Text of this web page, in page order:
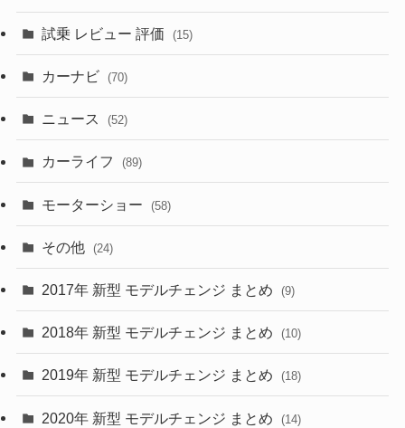
(253)
(50)
(43)
(6)
(9)
(30)
(27)
(58)
(28)
(27)
(26)
(10)
(35)
(3) (5)
(7)
試乗 レビュー 評価 (15)
カーナビ (70)
ニュース (52)
カーライフ (89)
モーターショー (58)
その他 (24)
2017年 新型 モデルチェンジ まとめ (9)
2018年 新型 モデルチェンジ まとめ (10)
2019年 新型 モデルチェンジ まとめ (18)
2020年 新型 モデルチェンジ まとめ (14)